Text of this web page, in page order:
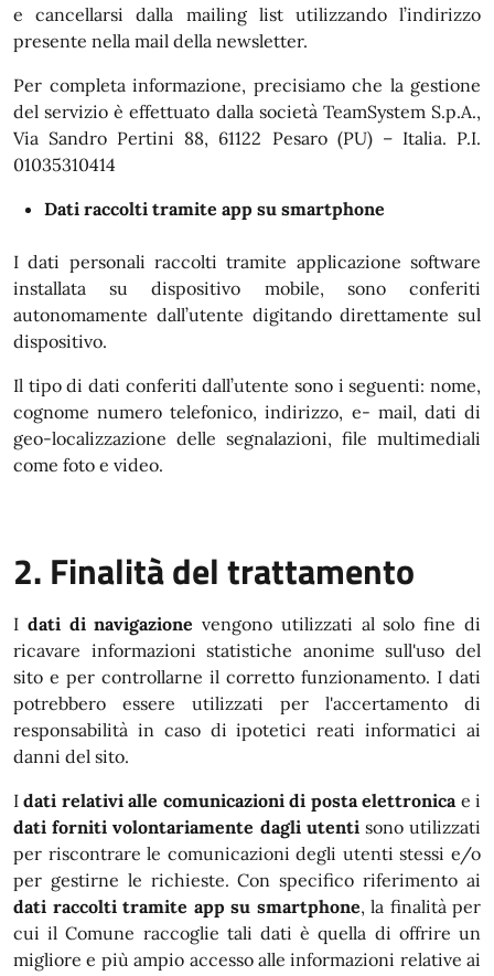
e cancellarsi dalla mailing list utilizzando l’indirizzo
presente nella mail della newsletter.
Per completa informazione, precisiamo che la gestione
del servizio è effettuato dalla società TeamSystem S.p.A.,
Via Sandro Pertini 88, 61122 Pesaro (PU) – Italia. P.I.
01035310414
Dati raccolti tramite app su smartphone
I dati personali raccolti tramite applicazione software
installata su dispositivo mobile, sono conferiti
autonomamente dall’utente digitando direttamente sul
dispositivo.
Il tipo di dati conferiti dall’utente sono i seguenti: nome,
cognome numero telefonico, indirizzo, e- mail, dati di
geo-localizzazione delle segnalazioni, file multimediali
come foto e video.
2. Finalità del trattamento
I dati di navigazione vengono utilizzati al solo fine di
ricavare informazioni statistiche anonime sull'uso del
sito e per controllarne il corretto funzionamento. I dati
potrebbero essere utilizzati per l'accertamento di
responsabilità in caso di ipotetici reati informatici ai
danni del sito.
Idati relativi alle comunicazioni di posta elettronicae i
dati forniti volontariamente dagli utentisono utilizzati
per riscontrare le comunicazioni degli utenti stessi e/o
per gestirne le richieste. Con specifico riferimento ai
dati raccolti tramite app su smartphone, la finalità per
cui il Comune raccoglie tali dati è quella di offrire un
migliore e più ampio accesso alle informazioni relative ai